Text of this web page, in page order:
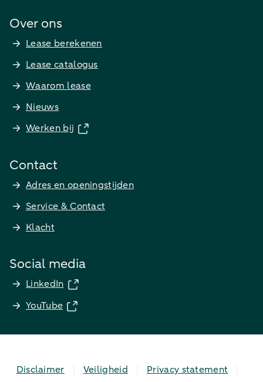
Over ons
Lease berekenen
Lease catalogus
Waarom lease
Nieuws
Werken bij
Contact
Adres en openingstijden
Service & Contact
Klacht
Social media
LinkedIn
YouTube
Disclaimer Veiligheid Privacy statement